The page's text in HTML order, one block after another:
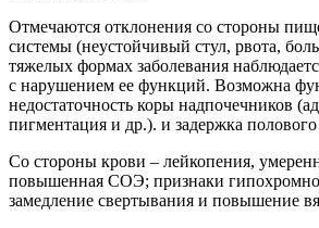
Отмечаются отклонения со стороны
системы (неустойчивый стул, рвота,
тяжелых формах заболевания
с нарушением ее функций. Возможна
недостаточность коры надпочечников
пигментация и др.). и задержка полового
Со стороны крови – лейкопения,
повышенная СОЭ; признаки
замедление свертывания и повышение